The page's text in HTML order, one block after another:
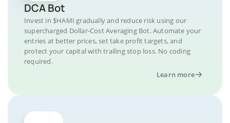
DCA Bot
Invest in $HAMI gradually and reduce risk using our
supercharged Dollar-Cost Averaging Bot. Automate your
entries at better prices, set take profit targets, and
protect your capital with trailing stop loss. No coding
required.
Learn more